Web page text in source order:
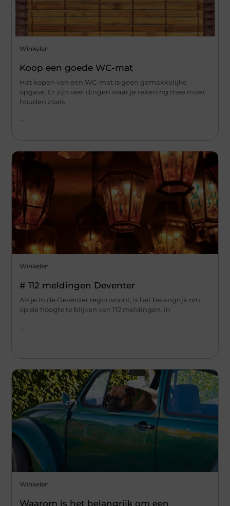
Winkelen
Koop een goede WC-mat
Het kopen van een WC-mat is geen gemakkelijke
opgave. Er zijn veel dingen waar je rekening mee moet
houden zoals
...
Winkelen
# 112 meldingen Deventer
Als je in de Deventer regio woont, is het belangrijk om
op de hoogte te blijven van 112 meldingen. In
Winkelen
Waarom is het belangrijk om een